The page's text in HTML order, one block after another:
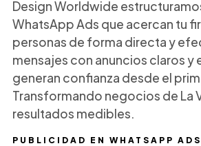
PUBLICIDAD EN WHATSAPP
Design Worldwide
WhatsApp Ads que acercan tu
personas de forma directa y
mensajes con anuncios claros y
generan confianza desde el
Transformando negocios de La
resultados medibles.